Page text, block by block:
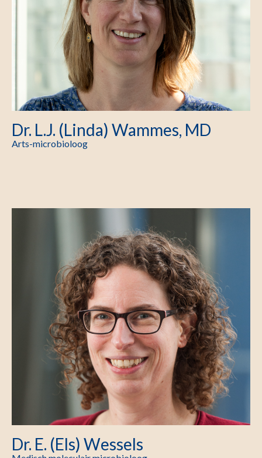
Dr. L.J. (Linda) Wammes, MD
Arts-microbioloog
Dr. E. (Els) Wessels